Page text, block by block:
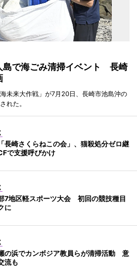
島で海ごみ清掃イベント 長崎
未来大作戦」が7月20日、長崎市池島沖の
れた。
長崎さくらねこの会」、猫殺処分ゼロ継
で支援呼びかけ
7地区軽スポーツ大会 初回の競技種目
に
の浜でカンボジア教員らが清掃活動 意
流も